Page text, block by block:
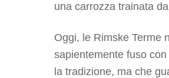
una carrozza trainata
Oggi, le Rimske Terme
sapientemente fuso
la tradizione, ma che